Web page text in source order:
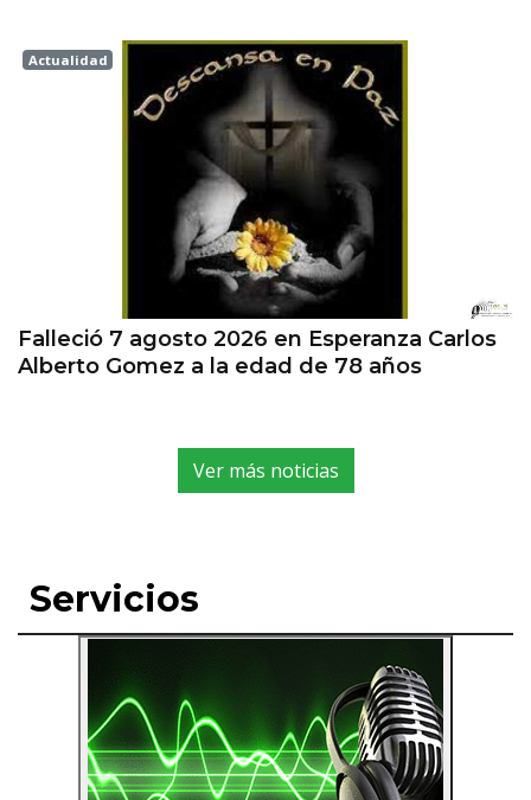
Actualidad
Falleció 7 agosto 2026 en Esperanza Carlos
Alberto Gomez a la edad de 78 años
Ver más noticias
Servicios